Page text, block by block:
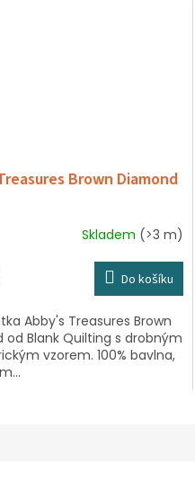
Brown Diamond
Skladem (>3 m)
Do košíku
Abby's Treasures Brown
od Blank Quilting s drobným
vzorem. 100% bavlna,